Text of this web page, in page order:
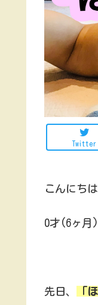
Twitter
こんにちは
0才(6ヶ月
先日、 「